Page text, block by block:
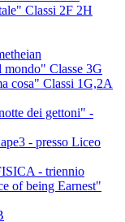
Classi 2F 2H
Classe 3G
cosa" Classi 1G,2A
dei gettoni" -
- presso Liceo
- triennio
of being Earnest"